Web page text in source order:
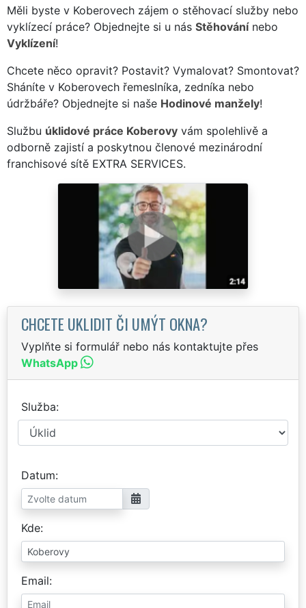
Měli byste v Koberovech zájem o stěhovací služby nebo
vyklízecí práce? Objednejte si u nás Stěhovánínebo
Vyklízení!
Chcete něco opravit? Postavit? Vymalovat? Smontovat?
Sháníte v Koberovech řemeslníka, zedníka nebo
údržbáře? Objednejte si naše Hodinové manžely!
Službu úklidové práce Koberovy vám spolehlivě a
odborně zajistí a poskytnou členové mezinárodní
franchisové sítě EXTRA SERVICES.
CHCETE UKLIDIT ČI UMÝT OKNA?
Vyplňte si formulář nebo nás kontaktujte přes
WhatsApp
Služba
Datum
Kde
Email